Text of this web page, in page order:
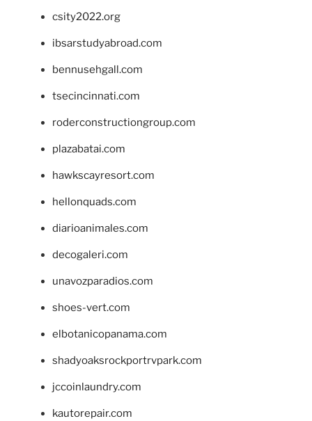
csity2022.org
ibsarstudyabroad.com
bennusehgall.com
tsecincinnati.com
roderconstructiongroup.com
plazabatai.com
hawkscayresort.com
hellonquads.com
diarioanimales.com
decogaleri.com
unavozparadios.com
shoes-vert.com
elbotanicopanama.com
shadyoaksrockportrvpark.com
jccoinlaundry.com
kautorepair.com